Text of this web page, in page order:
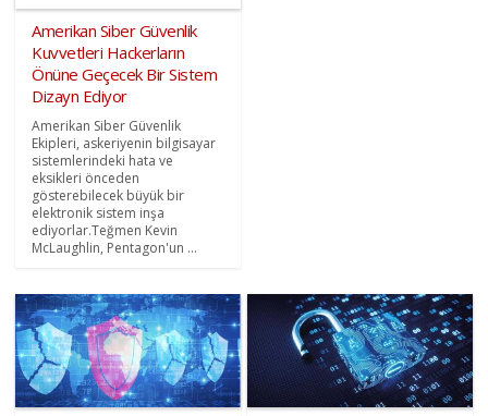
Amerikan Siber Güvenlik
Kuvvetleri Hackerların
Önüne Geçecek Bir Sistem
Dizayn Ediyor
Amerikan Siber Güvenlik
Ekipleri, askeriyenin bilgisayar
sistemlerindeki hata ve
eksikleri önceden
gösterebilecek büyük bir
elektronik sistem inşa
ediyorlar.Teğmen Kevin
McLaughlin, Pentagon'un ...